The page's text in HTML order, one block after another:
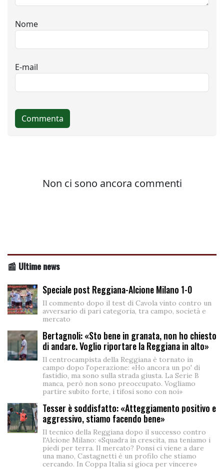
📰 Ultime news
Speciale post Reggiana-Alcione Milano 1-0
Il commento dopo il test di Cavola vinto contro un
avversario di pari categoria, tra campo, società e
mercato
Bertagnoli: «Sto bene in granata, non ho chiesto
di andare. Voglio riportare la Reggiana in alto»
Il centrocampista della Reggiana è tornato in
campo dopo l'operazione: «Ho ancora un po' di
fastidio, ma sono sulla strada giusta. La Serie B
manca, però non sono preoccupato. Vogliamo
partire subito forte, i tifosi sono con noi»
Tesser è soddisfatto: «Atteggiamento positivo e
aggressivo, stiamo facendo bene»
Il tecnico della Reggiana dopo il successo contro
l'Alcione Milano: «Squadra in crescita, ma teniamo i
piedi per terra. Il mercato? Ponsi ci viene a dare
una mano, Castagnetti è un profilo che stiamo
cercando. In Coppa Italia si gioca per vincere»